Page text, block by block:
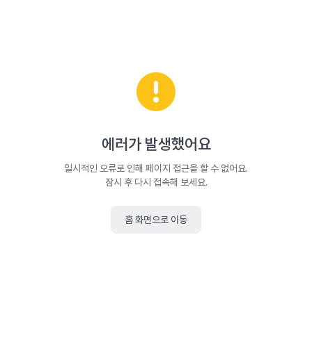
에러가 발생했어요
일시적인 오류로 인해 페이지 접근을 할 수 없어요.
잠시 후 다시 접속해 보세요.
홈 화면으로 이동